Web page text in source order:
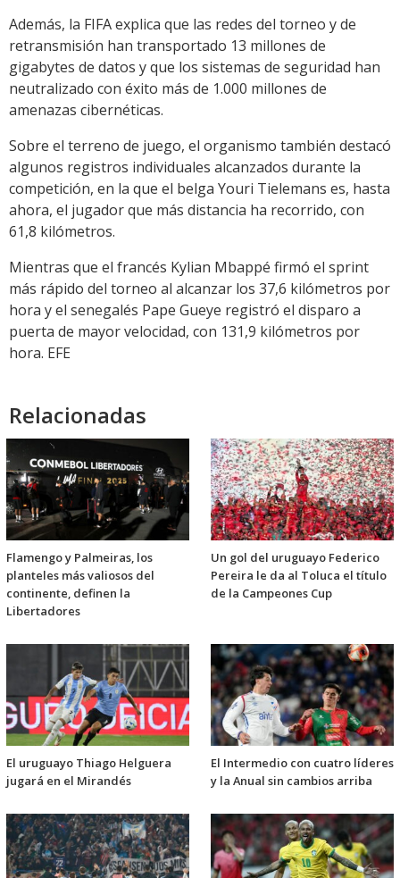
Además, la FIFA explica que las redes del torneo y de
retransmisión han transportado 13 millones de
gigabytes de datos y que los sistemas de seguridad han
neutralizado con éxito más de 1.000 millones de
amenazas cibernéticas.
Sobre el terreno de juego, el organismo también destacó
algunos registros individuales alcanzados durante la
competición, en la que el belga Youri Tielemans es, hasta
ahora, el jugador que más distancia ha recorrido, con
61,8 kilómetros.
Mientras que el francés Kylian Mbappé firmó el sprint
más rápido del torneo al alcanzar los 37,6 kilómetros por
hora y el senegalés Pape Gueye registró el disparo a
puerta de mayor velocidad, con 131,9 kilómetros por
hora. EFE
Relacionadas
Flamengo y Palmeiras, los
planteles más valiosos del
continente, definen la
Libertadores
Un gol del uruguayo Federico
Pereira le da al Toluca el título
de la Campeones Cup
El uruguayo Thiago Helguera
jugará en el Mirandés
El Intermedio con cuatro líderes
y la Anual sin cambios arriba